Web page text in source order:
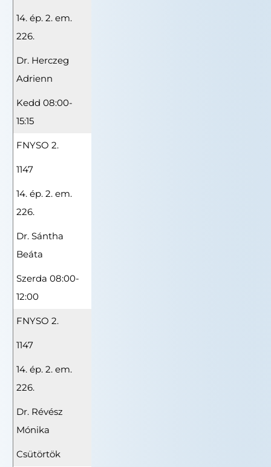
14. ép. 2. em.
226.
Dr. Herczeg
Adrienn
Kedd 08:00-
15:15
FNYSO 2.
1147
14. ép. 2. em.
226.
Dr. Sántha
Beáta
Szerda 08:00-
12:00
FNYSO 2.
1147
14. ép. 2. em.
226.
Dr. Révész
Mónika
Csütörtök